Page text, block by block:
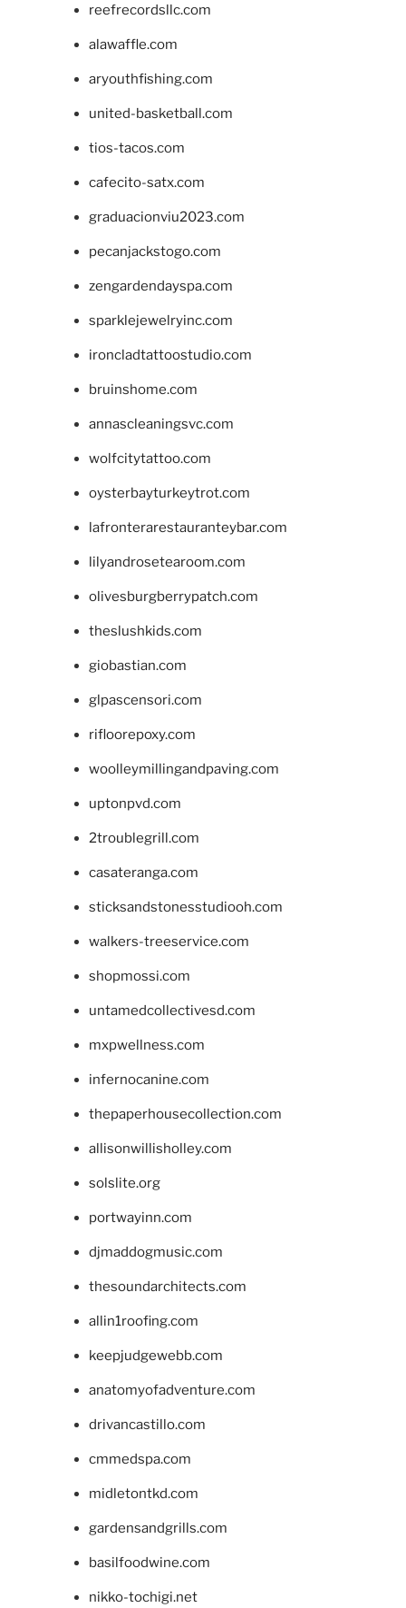
reefrecordsllc.com
alawaffle.com
aryouthfishing.com
united-basketball.com
tios-tacos.com
cafecito-satx.com
graduacionviu2023.com
pecanjackstogo.com
zengardendayspa.com
sparklejewelryinc.com
ironcladtattoostudio.com
bruinshome.com
annascleaningsvc.com
wolfcitytattoo.com
oysterbayturkeytrot.com
lafronterarestauranteybar.com
lilyandrosetearoom.com
olivesburgberrypatch.com
theslushkids.com
giobastian.com
glpascensori.com
rifloorepoxy.com
woolleymillingandpaving.com
uptonpvd.com
2troublegrill.com
casateranga.com
sticksandstonesstudiooh.com
walkers-treeservice.com
shopmossi.com
untamedcollectivesd.com
mxpwellness.com
infernocanine.com
thepaperhousecollection.com
allisonwillisholley.com
solslite.org
portwayinn.com
djmaddogmusic.com
thesoundarchitects.com
allin1roofing.com
keepjudgewebb.com
anatomyofadventure.com
drivancastillo.com
cmmedspa.com
midletontkd.com
gardensandgrills.com
basilfoodwine.com
nikko-tochigi.net